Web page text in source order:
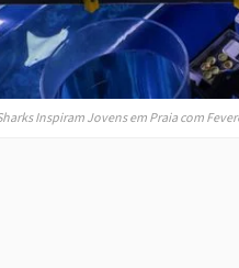
Inspiram Jovens em Praia com